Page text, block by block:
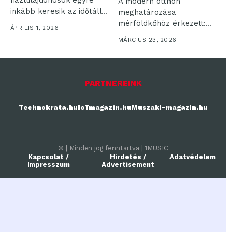
inkább keresik az időtálló
megoldásokat,...
ÁPRILIS 1, 2026
meghatározása
mérföldkőhöz érkezett:
komfortról alkotott
MÁRCIUS 23, 2026
PARTNEREINK
Technokrata.huIoTmagazin.huMuszaki-magazin.hu
© | Minden jog fenntartva | 1MUSIC
Kapcsolat /
Impresszum
Hirdetés /
Advertisement
Adatvédelem